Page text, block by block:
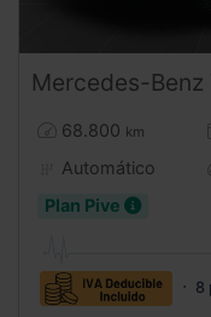
Mercedes-Benz
68.800 km
Automático
Plan Pive
8